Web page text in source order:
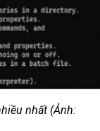
nhất (Ảnh: